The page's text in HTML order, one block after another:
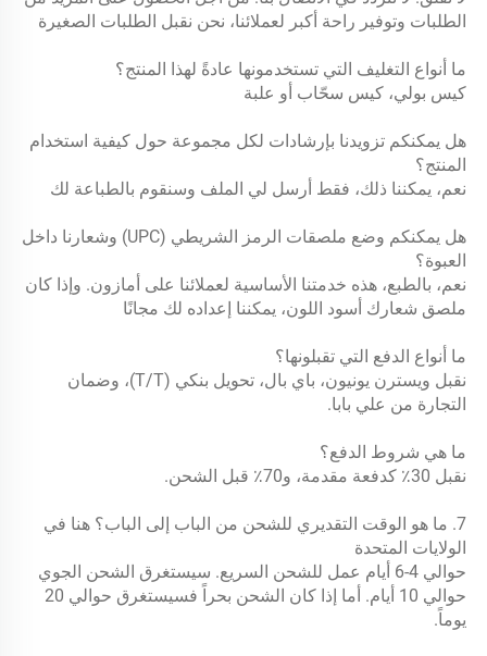
الطلبات وتوفير راحة أكبر لعملائنا، نحن نقبل الطلبات الصغيرة
ما أنواع التغليف التي تستخدمونها عادةً لهذا المنتج؟
كيس بولي، كيس سحّاب أو علبة
المنتج؟
نعم، يمكننا ذلك، فقط أرسل لي الملف وسنقوم بالطباعة لك
العبوة؟
ملصق شعارك أسود اللون، يمكننا إعداده لك مجانًا
ما أنواع الدفع التي تقبلونها؟
التجارة من علي بابا.
ما هي شروط الدفع؟
نقبل 30٪ كدفعة مقدمة، و70٪ قبل الشحن.
الولايات المتحدة
يوماً.